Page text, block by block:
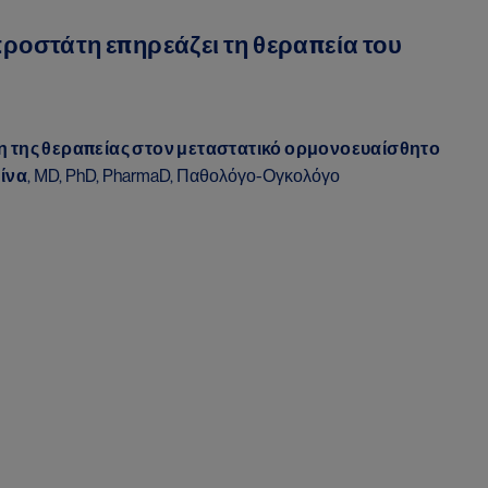
επηρεάζει τη θεραπεία του
της θεραπείας στον μεταστατικό ορμονοευαίσθητο
, ΜD, PhD, PharmaD, Παθολόγο-Ογκολόγο